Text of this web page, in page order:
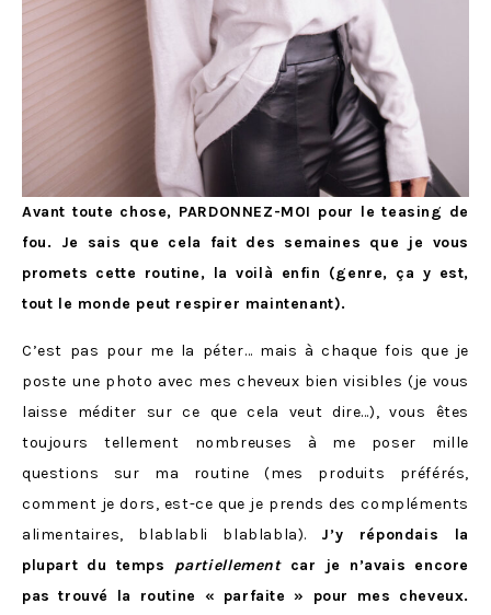
Avant toute chose, PARDONNEZ-MOI pour le teasing de
fou. Je sais que cela fait des semaines que je vous
promets cette routine, la voilà enfin (genre, ça y est,
tout le monde peut respirer maintenant).
C’est pas pour me la péter… mais à chaque fois que je
poste une photo avec mes cheveux bien visibles (je vous
laisse méditer sur ce que cela veut dire…), vous êtes
toujours tellement nombreuses à me poser mille
questions sur ma routine (mes produits préférés,
comment je dors, est-ce que je prends des compléments
alimentaires, blablabli blablabla). J’y répondais la
plupart du temps partiellementcar je n’avais encore
pas trouvé la routine « parfaite » pour mes cheveux.